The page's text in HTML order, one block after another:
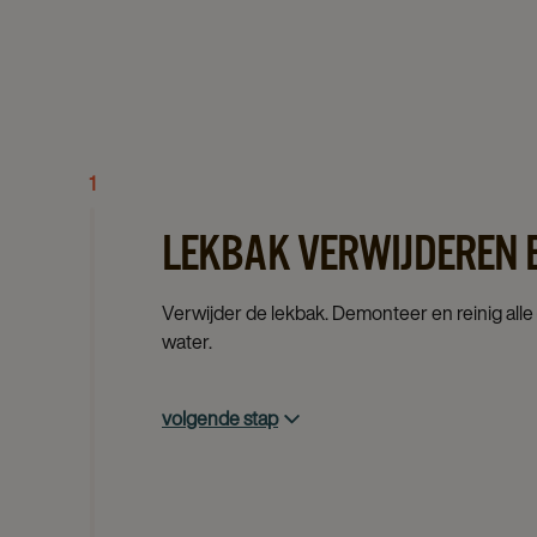
1
LEKBAK VERWIJDEREN
Verwijder de lekbak. Demonteer en reinig
water.
volgende stap